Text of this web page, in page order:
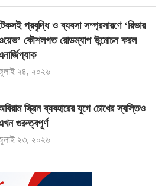
প্রবৃদ্ধি ও ব্যবসা সম্প্রসারণে ‘রিভার
কৌশলগত রোডম্যাপ উন্মোচন করল
২৪, ২০২৬
স্ক্রিন ব্যবহারের যুগে চোখের স্বস্তিও
গুরুত্বপূর্ণ
২৩, ২০২৬